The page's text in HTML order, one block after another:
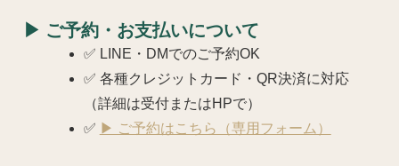
▶ ご予約・お支払いについて
✅ LINE・DMでのご予約OK
✅ 各種クレジットカード・QR決済に対応
（詳細は受付またはHPで）
✅ ▶ ご予約はこちら（専用フォーム）